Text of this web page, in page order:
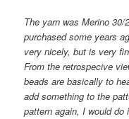
The yarn was Merino
purchased some years
very nicely, but is very
From the retrospecive
beads are basically to
add something to the
pattern again, I would do